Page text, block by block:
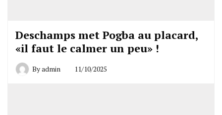
Deschamps met Pogba au placard,
«il faut le calmer un peu» !
Byadmin 11/10/2025